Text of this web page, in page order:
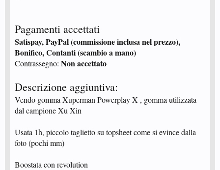
Pagamenti accettati
Satispay, PayPal (commissione inclusa nel prezzo),
Bonifico, Contanti (scambio a mano)
Contrassegno: Non accettato
Descrizione aggiuntiva:
Vendo gomma Xuperman Powerplay X , gomma utilizzata
dal campione Xu Xin
Usata 1h, piccolo taglietto su topsheet come si evince dalla
foto (pochi mm)
Boostata con revolution